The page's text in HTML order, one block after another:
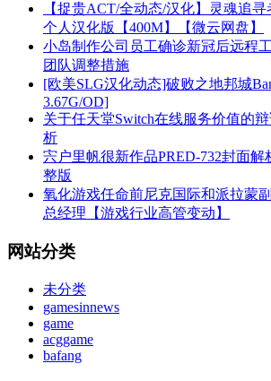
【捉贵ACT/全动态/汉化】灵魂追寻
个人汉化版【400M】【微云网盘】
小岛制作公司员工确诊新冠后远程
团队调整措施
[欧美SLG汉化动态]破败之地邦城
3.67G/OD]
关于任天堂Switch在线服务价值的
析
宍户里帆很新作品PRED-732封面
整版
氧化游戏任命前尼克国际和派拉蒙
总经理【游戏行业高管变动】
网站分类
未分类
gamesinnews
game
acggame
bafang